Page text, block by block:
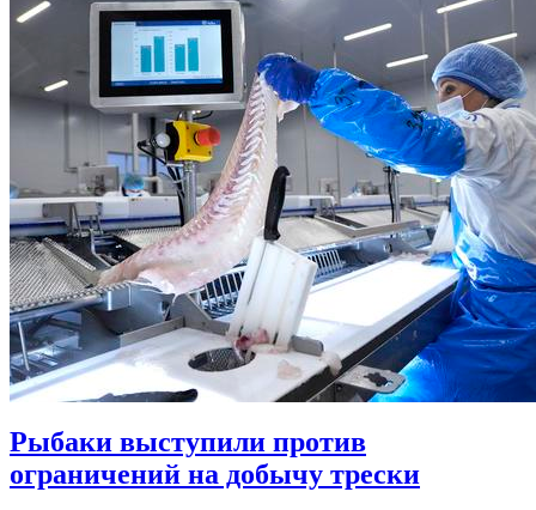
Рыбаки выступили против
ограничений на добычу трески